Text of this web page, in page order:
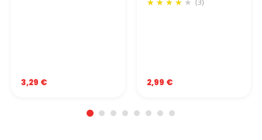
3,29 €
(3)
2,99 €